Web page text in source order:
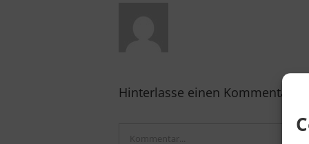
Hinterlasse einen Kommentar